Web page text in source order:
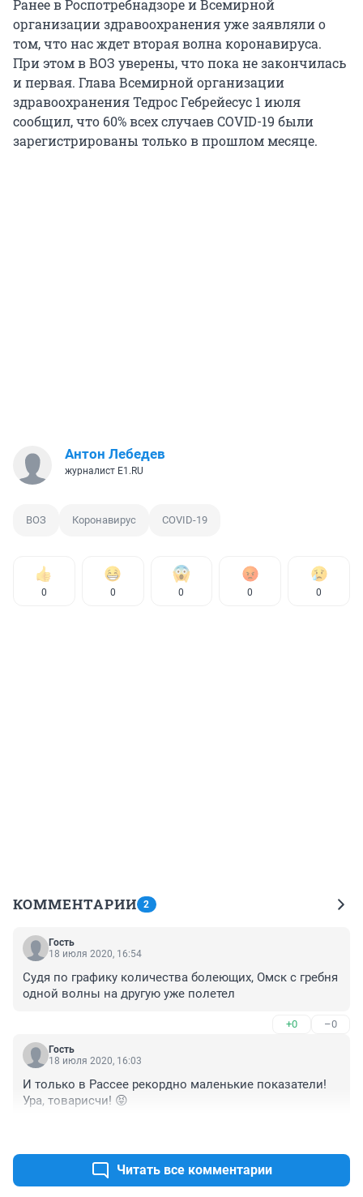
Ранее в Роспотребнадзоре и Всемирной
организации здравоохранения уже заявляли о
том, что нас ждет вторая волна коронавируса.
При этом в ВОЗ уверены, что пока не закончилась
и первая. Глава Всемирной организации
здравоохранения Тедрос Гебрейесус 1 июля
сообщил, что 60% всех случаев COVID-19 были
зарегистрированы только в прошлом месяце.
Антон Лебедев
журналист E1.RU
ВОЗ Коронавирус COVID-19
0 0 0 0 0
КОММЕНТАРИИ 2
Гость
18 июля 2020, 16:54
Судя по графику количества болеющих, Омск с гребня
одной волны на другую уже полетел
+0 –0
Гость
18 июля 2020, 16:03
И только в Рассее рекордно маленькие показатели!
Ура, товарисчи! 😝
Читать все комментарии